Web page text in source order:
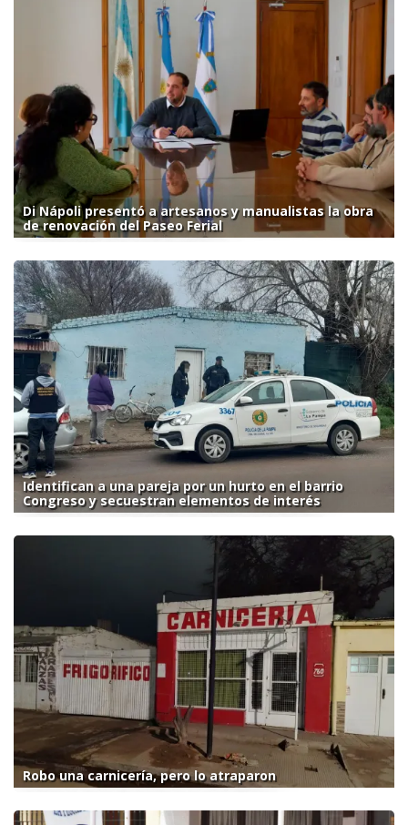
Di Nápoli presentó a artesanos y manualistas la obra
de renovación del Paseo Ferial
Identifican a una pareja por un hurto en el barrio
Congreso y secuestran elementos de interés
Robo una carnicería, pero lo atraparon